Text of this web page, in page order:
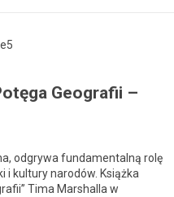
Geografii –
odgrywa fundamentalną rolę
i kultury narodów. Książka
Tima Marshalla w